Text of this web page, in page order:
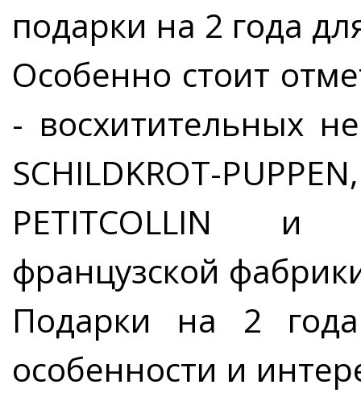
подарки на 2 года
Особенно стоит
- восхитительных
SCHILDKROT-
PETITCOLLIN и
французской
Подарки на 2
особенности и